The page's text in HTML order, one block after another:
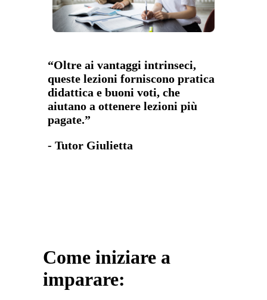
“Oltre ai vantaggi intrinseci,
queste lezioni forniscono pratica
didattica e buoni voti, che
aiutano a ottenere lezioni più
pagate.”
- Tutor Giulietta
Come iniziare a
imparare: